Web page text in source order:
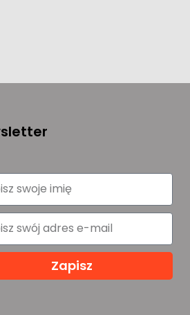
Zapisz